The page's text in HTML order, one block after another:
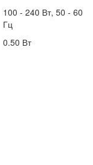
100 - 240 Вт, 50 - 60
Гц
0.50 Вт